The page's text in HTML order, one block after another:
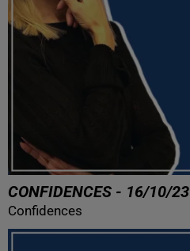
CONFIDENCES - 16/10/23
Confidences